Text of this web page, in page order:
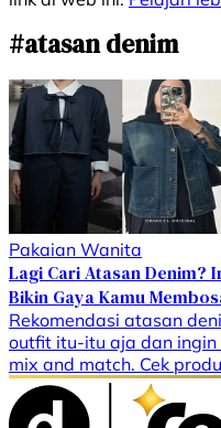
#atasan denim
Pakaian Wanita
Lagi Cari Atasan Denim?
Bikin Gaya Kamu
Rekomendasi atasan
outfit itu-itu aja dan
mix and match. Cek